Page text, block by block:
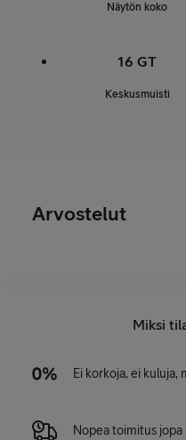
Näytön koko
16 GT
Keskusmuisti
Arvostelut
Miksi
Ei korkoja, ei kuluja,
Nopea toimitus jopa